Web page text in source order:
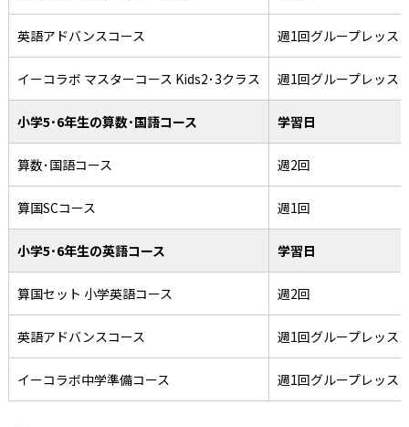
英語アドバンスコース 週1回グループレッス
イーコラボ マスターコース Kids2･3クラス 週1回グループレッス
小学5･6年生の算数･国語コース 学習日
算数･国語コース 週2回
算国SCコース 週1回
小学5･6年生の英語コース 学習日
算国セット 小学英語コース 週2回
英語アドバンスコース 週1回グループレッス
イーコラボ中学準備コース 週1回グループレッス